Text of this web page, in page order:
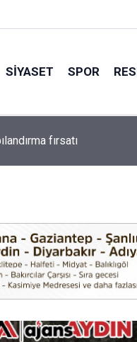
SIYASET SPOR
sayıda gözaltı var